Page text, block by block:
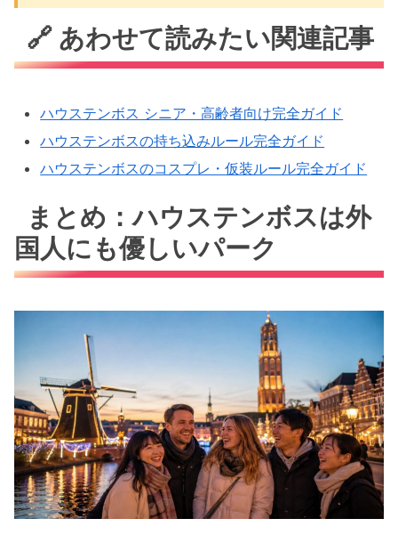
🔗 あわせて読みたい関連記事
ハウステンボス シニア・高齢者向け完全ガイド
ハウステンボスの持ち込みルール完全ガイド
ハウステンボスのコスプレ・仮装ルール完全ガイド
まとめ：ハウステンボスは外
国人にも優しいパーク